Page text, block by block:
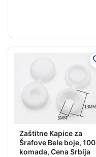
Zaštitne Kapice za
Šrafove Bele boje, 100
komada, Cena Srbija